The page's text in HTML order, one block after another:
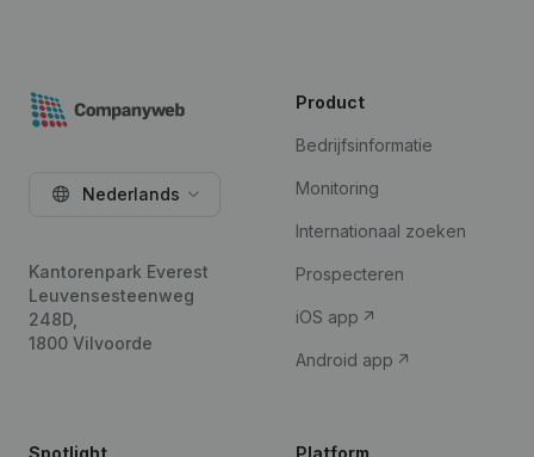
Nederlands
Kantorenpark Everest
Leuvensesteenweg
248D,
1800 Vilvoorde
Product
Bedrijfsinformatie
Monitoring
Internationaal zoeken
Prospecteren
iOS app
Android app
Spotlight Platform